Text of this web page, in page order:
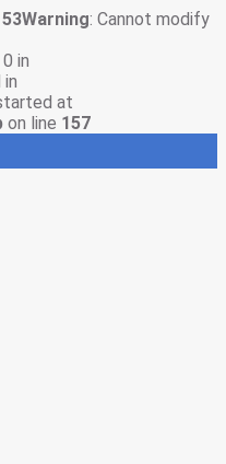
53Warning: Cannot modify
in
at
on line 157